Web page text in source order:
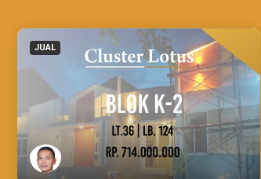
JUAL